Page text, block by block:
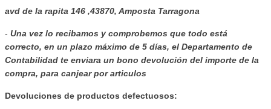
avd de la rapita 146 ,43870, Amposta Tarragona
- Una vez lo recibamos y comprobemos que todo está
correcto, en un plazo máximo de 5 días, el Departamento de
Contabilidad te enviara un bono devolución del importe de la
compra, para canjear por articulos
Devoluciones de productos defectuosos: